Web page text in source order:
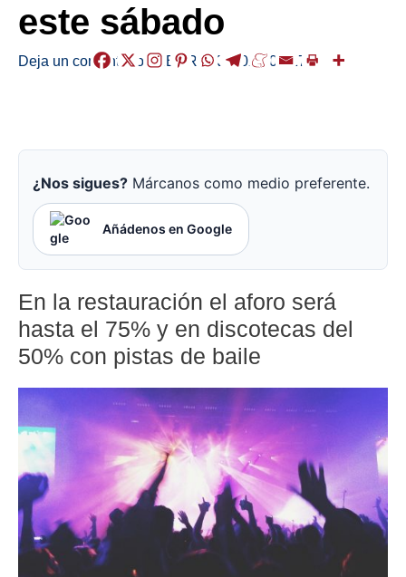
este sábado
Deja un comentario /HERRIAK /2021-09-17
¿Nos sigues? Márcanos como medio preferente.
Añádenos en Google
En la restauración el aforo será
hasta el 75% y en discotecas del
50% con pistas de baile